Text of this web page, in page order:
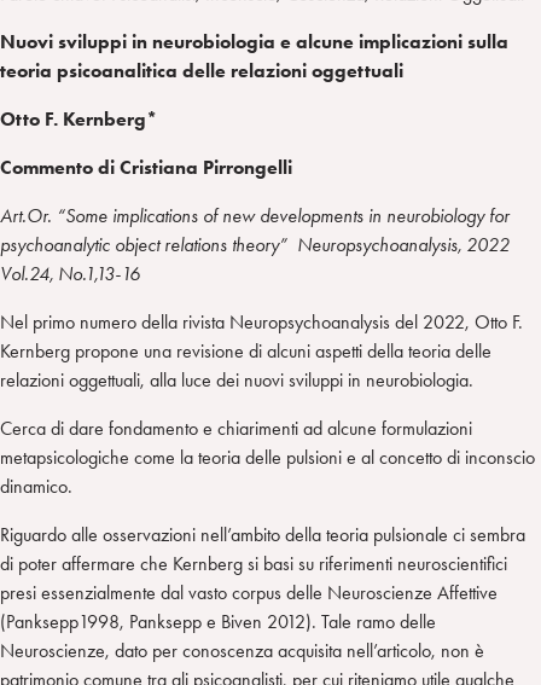
Nuovi sviluppi in neurobiologia e alcune implicazioni sulla
teoria psicoanalitica delle relazioni oggettuali
Otto F. Kernberg*
Commento di Cristiana Pirrongelli
Art.Or. “Some implications of new developments in neurobiology for
psychoanalytic object relations theory” Neuropsychoanalysis, 2022
Vol.24, No.1,13-16
Nel primo numero della rivista Neuropsychoanalysis del 2022, Otto F.
Kernberg propone una revisione di alcuni aspetti della teoria delle
relazioni oggettuali, alla luce dei nuovi sviluppi in neurobiologia.
Cerca di dare fondamento e chiarimenti ad alcune formulazioni
metapsicologiche come la teoria delle pulsioni e al concetto di inconscio
dinamico.
Riguardo alle osservazioni nell’ambito della teoria pulsionale ci sembra
di poter affermare che Kernberg si basi su riferimenti neuroscientifici
presi essenzialmente dal vasto corpus delle Neuroscienze Affettive
(Panksepp1998, Panksepp e Biven 2012). Tale ramo delle
Neuroscienze, dato per conoscenza acquisita nell’articolo, non è
patrimonio comune tra gli psicoanalisti, per cui riteniamo utile qualche